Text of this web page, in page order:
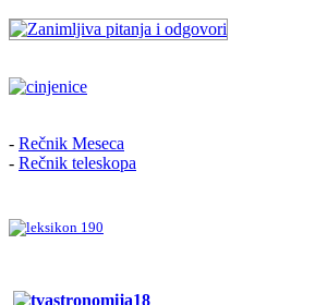
- Rečnik Meseca
- Rečnik teleskopa